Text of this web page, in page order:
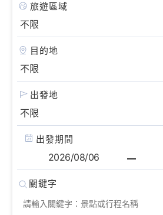
旅遊區域
目的地
出發地
出發期間